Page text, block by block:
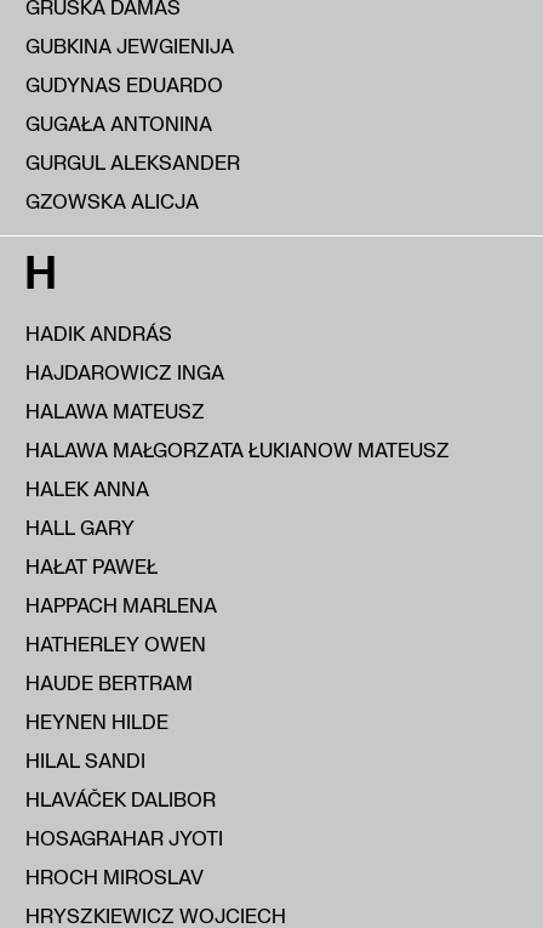
GRUSKA DAMAS
GUBKINA JEWGIENIJA
GUDYNAS EDUARDO
GUGAŁA ANTONINA
GURGUL ALEKSANDER
GZOWSKA ALICJA
H
HADIK ANDRÁS
HAJDAROWICZ INGA
HALAWA MATEUSZ
HALAWA MAŁGORZATA ŁUKIANOW MATEUSZ
HALEK ANNA
HALL GARY
HAŁAT PAWEŁ
HAPPACH MARLENA
HATHERLEY OWEN
HAUDE BERTRAM
HEYNEN HILDE
HILAL SANDI
HLAVÁČEK DALIBOR
HOSAGRAHAR JYOTI
HROCH MIROSLAV
HRYSZKIEWICZ WOJCIECH